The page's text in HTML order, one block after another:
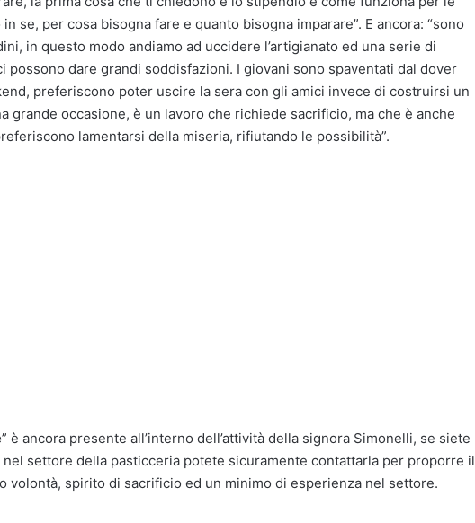
se, per cosa bisogna fare e quanto bisogna imparare”. E ancora: “sono
in questo modo andiamo ad uccidere l’artigianato ed una serie di
dare grandi soddisfazioni. I giovani sono spaventati dal dover
preferiscono poter uscire la sera con gli amici invece di costruirsi un
grande occasione, è un lavoro che richiede sacrificio, ma che è anche
lamentarsi della miseria, rifiutando le possibilità”.
” è ancora presente all’interno dell’attività della signora Simonelli, se siete
settore della pasticceria potete sicuramente contattarla per proporre il
volontà, spirito di sacrificio ed un minimo di esperienza nel settore.